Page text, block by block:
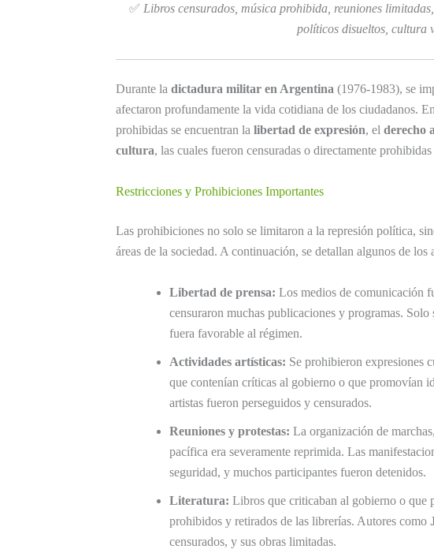
✅ Libros censurados, música prohibida, reuniones
políticos disueltos, cultura
Durante la dictadura militar en Argentina (1976-1983), se
afectaron profundamente la vida cotidiana de los ciudadanos.
prohibidas se encuentran la libertad de expresión, el derecho
cultura, las cuales fueron censuradas o directamente
Restricciones y Prohibiciones Importantes
Las prohibiciones no solo se limitaron a la represión política,
áreas de la sociedad. A continuación, se detallan algunos de los
Libertad de prensa: Los medios de comunicación
censuraron muchas publicaciones y programas.
fuera favorable al régimen.
Actividades artísticas: Se prohibieron expresiones
que contenían críticas al gobierno o que promovían
artistas fueron perseguidos y censurados.
Reuniones y protestas: La organización de
pacífica era severamente reprimida. Las
seguridad, y muchos participantes fueron detenidos.
Literatura: Libros que criticaban al gobierno o que
prohibidos y retirados de las librerías. Autores como
censurados, y sus obras limitadas.